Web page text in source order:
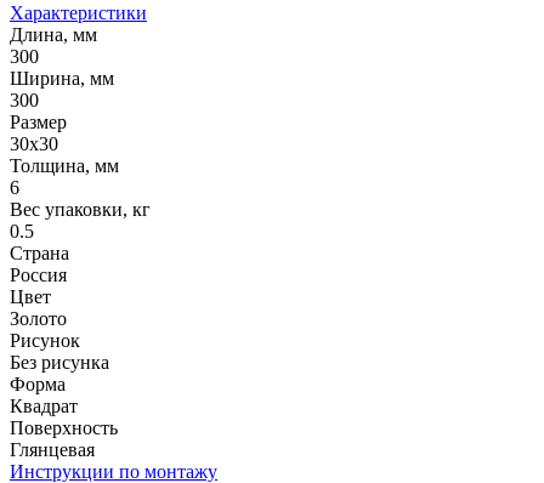
Характеристики
Длина, мм
300
Ширина, мм
300
Размер
30х30
Толщина, мм
6
Вес упаковки, кг
0.5
Страна
Россия
Цвет
Золото
Рисунок
Без рисунка
Форма
Квадрат
Поверхность
Глянцевая
Инструкции по монтажу